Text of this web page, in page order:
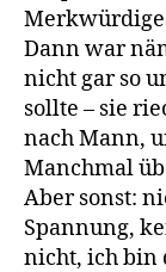
Dann war
nicht gar so
sollte – sie
nach Mann,
Manchmal
Aber sonst:
Spannung,
nicht, ich bin